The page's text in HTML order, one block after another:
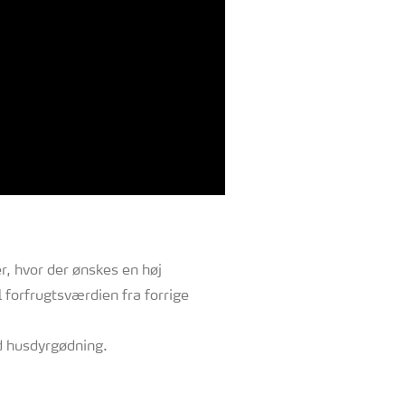
hvor der ønskes en høj
forfrugtsværdien fra forrige